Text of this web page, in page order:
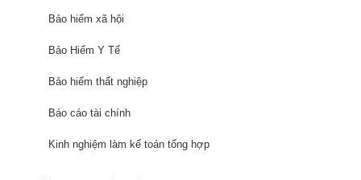
Bảo hiểm xã hội
Bảo Hiểm Y Tế
Bảo hiểm thất nghiệp
Báo cáo tài chính
Kinh nghiệm làm kế toán tổng hợp